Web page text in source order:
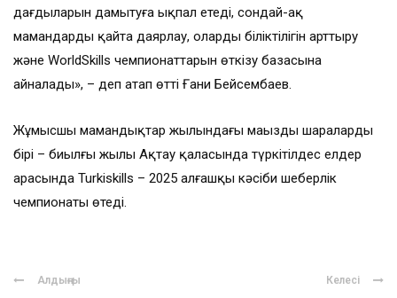
дағдыларын дамытуға ықпал етеді, сондай-ақ
мамандарды қайта даярлау, олардың біліктілігін арттыру
және WorldSkills чемпионаттарын өткізу базасына
айналады», – деп атап өтті Ғани Бейсембаев.
Жұмысшы мамандықтар жылындағы маңызды шаралардың
бірі – биылғы жылы Ақтау қаласында түркітілдес елдер
арасында Turkiskills – 2025 алғашқы кәсіби шеберлік
чемпионаты өтеді.
Алдыңғы Келесі